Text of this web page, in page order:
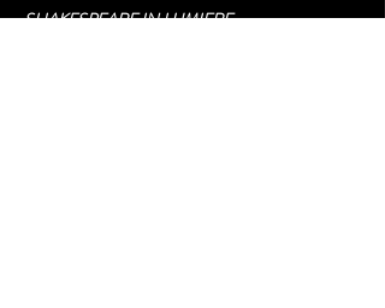
SHAKESPEARE IN LUMIERE